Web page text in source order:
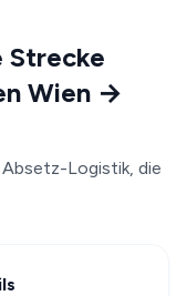
Strecke
Wien →
Logistik, die